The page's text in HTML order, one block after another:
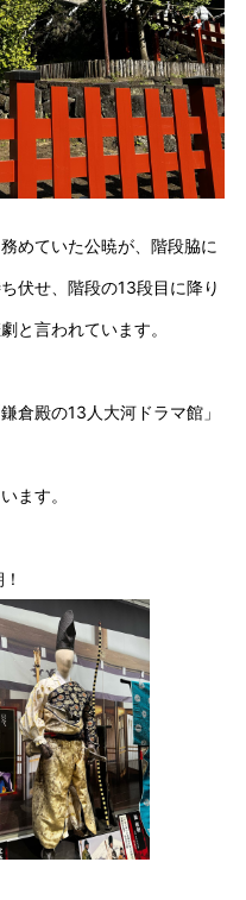
めていた公暁が、階段脇に
伏せ、階段の13段目に降り
と言われています。
倉殿の13人大河ドラマ館」
ます。